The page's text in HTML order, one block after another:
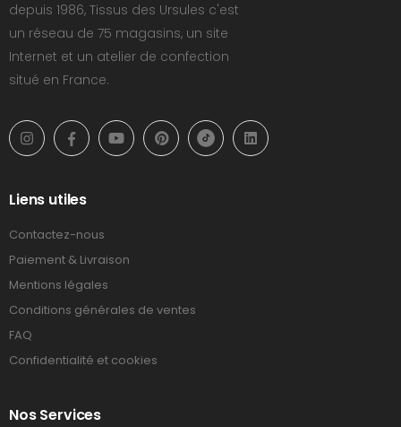
depuis 1986, Tissus des Ursules c'est
un réseau de 75 magasins, un site
Internet et un atelier de confection
situé en France.
Liens utiles
Contactez-nous
Paiement & Livraison
Mentions légales
Conditions générales de ventes
FAQ
Confidentialité et cookies
Nos Services